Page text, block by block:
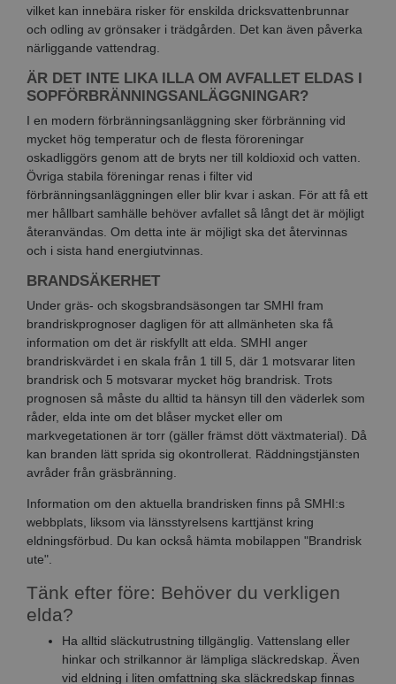
vilket kan innebära risker för enskilda dricksvattenbrunnar
och odling av grönsaker i trädgården. Det kan även påverka
närliggande vattendrag.
ÄR DET INTE LIKA ILLA OM AVFALLET ELDAS I
SOPFÖRBRÄNNINGSANLÄGGNINGAR?
I en modern förbränningsanläggning sker förbränning vid
mycket hög temperatur och de flesta föroreningar
oskadliggörs genom att de bryts ner till koldioxid och vatten.
Övriga stabila föreningar renas i filter vid
förbränningsanläggningen eller blir kvar i askan. För att få ett
mer hållbart samhälle behöver avfallet så långt det är möjligt
återanvändas. Om detta inte är möjligt ska det återvinnas
och i sista hand energiutvinnas.
BRANDSÄKERHET
Under gräs- och skogsbrandsäsongen tar SMHI fram
brandriskprognoser dagligen för att allmänheten ska få
information om det är riskfyllt att elda. SMHI anger
brandriskvärdet i en skala från 1 till 5, där 1 motsvarar liten
brandrisk och 5 motsvarar mycket hög brandrisk. Trots
prognosen så måste du alltid ta hänsyn till den väderlek som
råder, elda inte om det blåser mycket eller om
markvegetationen är torr (gäller främst dött växtmaterial). Då
kan branden lätt sprida sig okontrollerat. Räddningstjänsten
avråder från gräsbränning.
Information om den aktuella brandrisken finns på SMHI:s
webbplats, liksom via länsstyrelsens karttjänst kring
eldningsförbud. Du kan också hämta mobilappen "Brandrisk
ute".
Tänk efter före: Behöver du verkligen
elda?
Ha alltid släckutrustning tillgänglig. Vattenslang eller
hinkar och strilkannor är lämpliga släckredskap. Även
vid eldning i liten omfattning ska släckredskap finnas